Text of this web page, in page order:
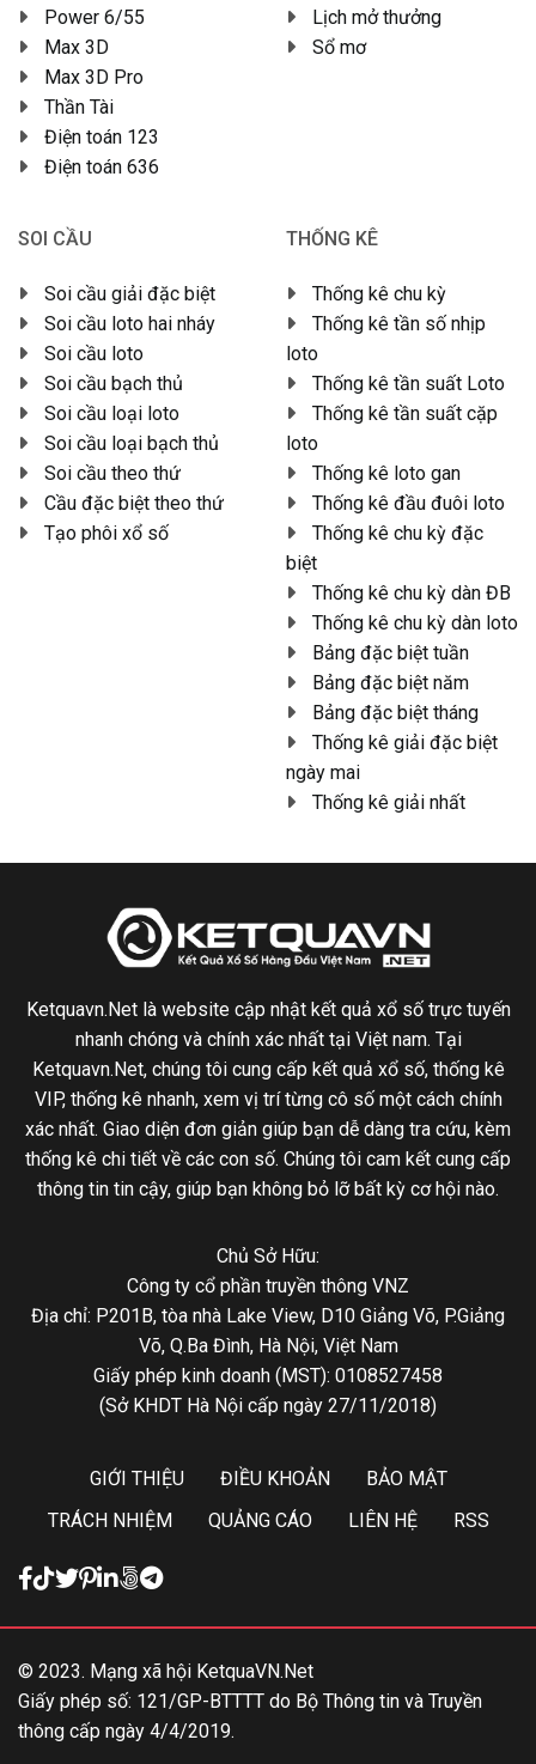
Power 6/55
Max 3D
Max 3D Pro
Thần Tài
Điện toán 123
Điện toán 636
Lịch mở thưởng
Sổ mơ
SOI CẦU
Soi cầu giải đặc biệt
Soi cầu loto hai nháy
Soi cầu loto
Soi cầu bạch thủ
Soi cầu loại loto
Soi cầu loại bạch thủ
Soi cầu theo thứ
Cầu đặc biệt theo thứ
Tạo phôi xổ số
THỐNG KÊ
Thống kê chu kỳ
Thống kê tần số nhịp
loto
Thống kê tần suất Loto
Thống kê tần suất cặp
loto
Thống kê loto gan
Thống kê đầu đuôi loto
Thống kê chu kỳ đặc
biệt
Thống kê chu kỳ dàn ĐB
Thống kê chu kỳ dàn loto
Bảng đặc biệt tuần
Bảng đặc biệt năm
Bảng đặc biệt tháng
Thống kê giải đặc biệt
ngày mai
Thống kê giải nhất
Ketquavn.Net là website cập nhật kết quả xổ số trực tuyến
nhanh chóng và chính xác nhất tại Việt nam. Tại
Ketquavn.Net, chúng tôi cung cấp kết quả xổ số, thống kê
VIP, thống kê nhanh, xem vị trí từng cô số một cách chính
xác nhất. Giao diện đơn giản giúp bạn dễ dàng tra cứu, kèm
thống kê chi tiết về các con số. Chúng tôi cam kết cung cấp
thông tin tin cậy, giúp bạn không bỏ lỡ bất kỳ cơ hội nào.
Chủ Sở Hữu:
Công ty cổ phần truyền thông VNZ
Địa chỉ: P201B, tòa nhà Lake View, D10 Giảng Võ, P.Giảng
Võ, Q.Ba Đình, Hà Nội, Việt Nam
Giấy phép kinh doanh (MST): 0108527458
(Sở KHDT Hà Nội cấp ngày 27/11/2018)
GIỚI THIỆU ĐIỀU KHOẢN
BẢO MẬT
TRÁCH NHIỆM
QUẢNG CÁO LIÊN HỆ RSS
© 2023. Mạng xã hội KetquaVN.Net
Giấy phép số: 121/GP-BTTTT do Bộ Thông tin và Truyền
thông cấp ngày 4/4/2019.